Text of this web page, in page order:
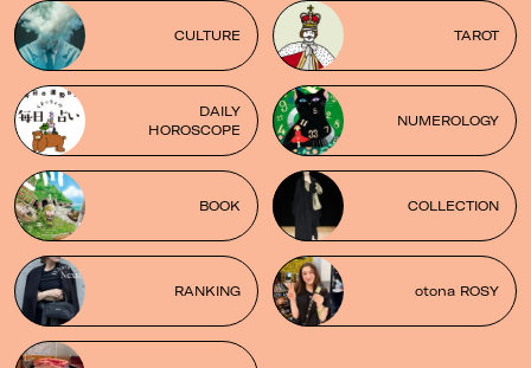
CULTURE TAROT
DAILY
HOROSCOPE
NUMEROLOGY
BOOK COLLECTION
RANKING otona ROSY